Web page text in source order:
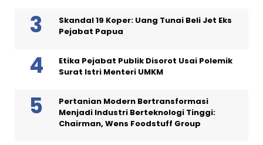
Skandal 19 Koper: Uang Tunai Beli Jet Eks
Pejabat Papua
Etika Pejabat Publik Disorot Usai Polemik
Surat Istri Menteri UMKM
Pertanian Modern Bertransformasi
Menjadi Industri Berteknologi Tinggi:
Chairman, Wens Foodstuff Group